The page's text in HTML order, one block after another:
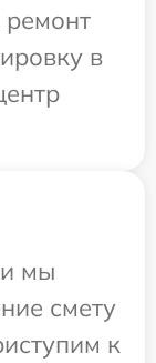
ремонт
в
мы
смету
к